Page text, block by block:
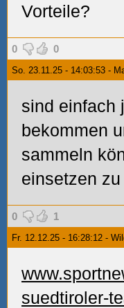
Vorteile?
0 0
So. 23.11.25 - 14:03:53 -
sind einfach
bekommen
sammeln
einsetzen
0 1
Fr. 12.12.25 - 16:28:12 -
suedtiroler-